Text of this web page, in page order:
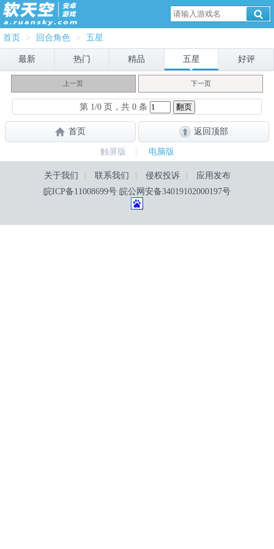
首页 > 回合角色 > 五星
最新 热门 精品 五星 好评
上一页 下一页
第 1/0 页，共 0 条
首页 返回顶部
触屏版 电脑版
关于我们 联系我们 侵权投诉
应用发布
皖ICP备11008699号 皖公网安备34019102000197号